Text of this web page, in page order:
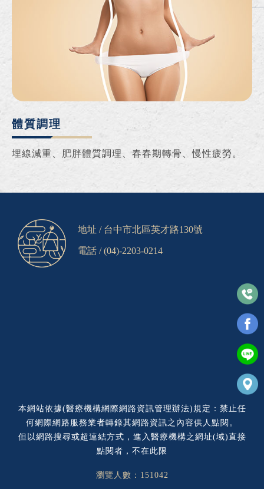
體質調理
埋線減重、肥胖體質調理、春春期轉骨、慢性疲勞。
地址 / 台中市北區英才路130號
電話 /(04)-2203-0214
本網站依據(醫療機構網際網路資訊管理辦法)規定：禁止任
何網際網路服務業者轉錄其網路資訊之內容供人點閱。
但以網路搜尋或超連結方式，進入醫療機構之網址(域)直接
點閱者，不在此限
瀏覽人數：151042